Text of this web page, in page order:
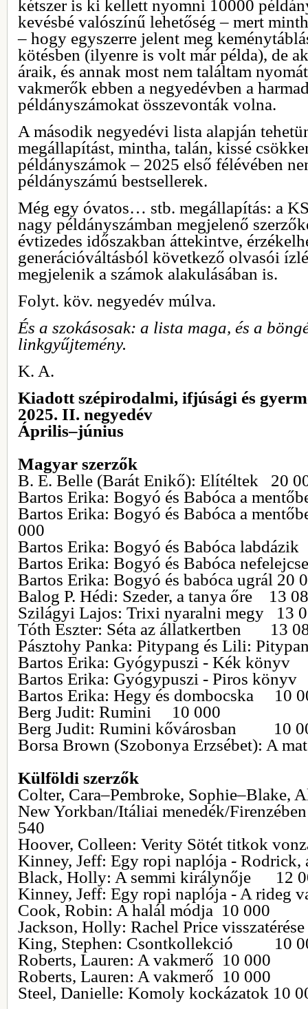
kétszer is ki kellett nyomni 10000
kevésbé valószínű lehetőség – mert
– hogy egyszerre jelent meg
kötésben (ilyenre is volt már példa), de
áraik, és annak most nem találtam
vakmerők ebben a negyedévben a
példányszámokat összevonták volna.
A második negyedévi lista alapján
megállapítást, mintha, talán, kissé
példányszámok – 2025 első félévében
példányszámú bestsellerek.
Még egy óvatos… stb. megállapítás: a
nagy példányszámban megjelenő
évtizedes időszakban áttekintve,
generációváltásból következő olvasói
megjelenik a számok alakulásában is.
Folyt. köv. negyedév múlva.
És a szokásosak: a lista maga, és a
linkgyűjtemény.
K. A.
Kiadott szépirodalmi, ifjúsági és
2025. II. negyedév
Április–június
Magyar szerzők
B. E. Belle (Barát Enikő): Elítéltek 20
Bartos Erika: Bogyó és Babóca a
Bartos Erika: Bogyó és Babóca a
000
Bartos Erika: Bogyó és Babóca
Bartos Erika: Bogyó és Babóca
Bartos Erika: Bogyó és babóca ugrál 20
Balog P. Hédi: Szeder, a tanya őre 13
Szilágyi Lajos: Trixi nyaralni megy 13
Tóth Eszter: Séta az állatkertben 13
Pásztohy Panka: Pitypang és Lili:
Bartos Erika: Gyógypuszi - Kék
Bartos Erika: Gyógypuszi - Piros
Bartos Erika: Hegy és dombocska 10
Berg Judit: Rumini 10 000
Berg Judit: Rumini kővárosban 10
Borsa Brown (Szobonya Erzsébet): A
Külföldi szerzők
Colter, Cara–Pembroke, Sophie–Blake,
New Yorkban/Itáliai menedék/
540
Hoover, Colleen: Verity Sötét titkok
Kinney, Jeff: Egy ropi naplója -
Black, Holly: A semmi királynője 12
Kinney, Jeff: Egy ropi naplója - A
Cook, Robin: A halál módja 10 000
Jackson, Holly: Rachel Price
King, Stephen: Csontkollekció 10
Roberts, Lauren: A vakmerő 10 000
Roberts, Lauren: A vakmerő 10 000
Steel, Danielle: Komoly kockázatok 10